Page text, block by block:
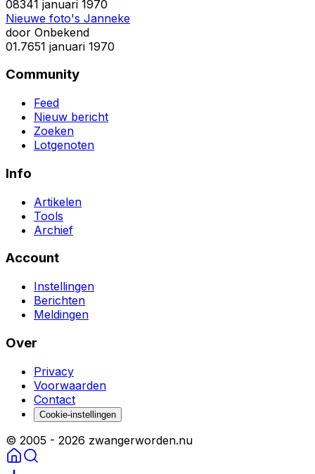
08341 januari 1970
Nieuwe foto's Janneke
door Onbekend
01.7651 januari 1970
Community
Feed
Nieuw bericht
Zoeken
Lotgenoten
Info
Artikelen
Tools
Archief
Account
Instellingen
Berichten
Meldingen
Over
Privacy
Voorwaarden
Contact
Cookie-instellingen
© 2005 - 2026 zwangerworden.nu